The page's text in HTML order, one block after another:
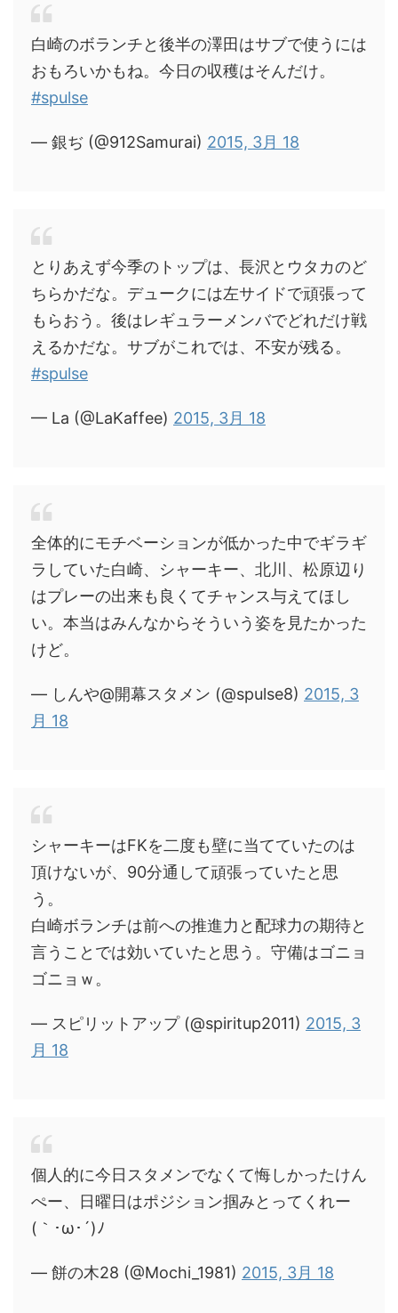
白崎のボランチと後半の澤田はサブで使うには
おもろいかもね。今日の収穫はそんだけ。
#spulse
— 銀ぢ (@912Samurai) 2015, 3月 18
とりあえず今季のトップは、長沢とウタカのど
ちらかだな。デュークには左サイドで頑張って
もらおう。後はレギュラーメンバでどれだけ戦
えるかだな。サブがこれでは、不安が残る。
#spulse
— La (@LaKaffee) 2015, 3月 18
全体的にモチベーションが低かった中でギラギ
ラしていた白崎、シャーキー、北川、松原辺り
はプレーの出来も良くてチャンス与えてほし
い。本当はみんなからそういう姿を見たかった
けど。
— しんや@開幕スタメン (@spulse8) 2015, 3
月 18
シャーキーはFKを二度も壁に当てていたのは
頂けないが、90分通して頑張っていたと思
う。
白崎ボランチは前への推進力と配球力の期待と
言うことでは効いていたと思う。守備はゴニョ
ゴニョｗ。
— スピリットアップ (@spiritup2011) 2015, 3
月 18
個人的に今日スタメンでなくて悔しかったけん
ぺー、日曜日はポジション掴みとってくれー
(｀･ω･´)ﾉ
— 餅の木28 (@Mochi_1981) 2015, 3月 18